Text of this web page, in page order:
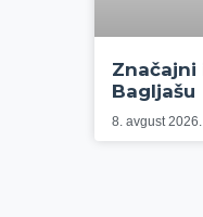
Bagljašu
8. avgust 2026.